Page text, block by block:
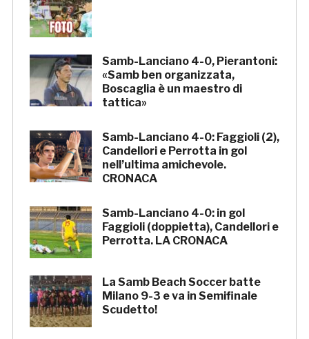
Samb-Lanciano 4-0, Pierantoni:
«Samb ben organizzata,
Boscaglia è un maestro di
tattica»
Samb-Lanciano 4-0: Faggioli (2),
Candellori e Perrotta in gol
nell’ultima amichevole.
CRONACA
Samb-Lanciano 4-0: in gol
Faggioli (doppietta), Candellori e
Perrotta. LA CRONACA
La Samb Beach Soccer batte
Milano 9-3 e va in Semifinale
Scudetto!